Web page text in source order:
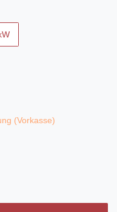
(Vorkasse)